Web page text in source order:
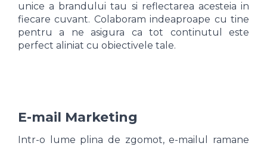
unice a brandului tau si reflectarea acesteia in
fiecare cuvant. Colaboram indeaproape cu tine
pentru a ne asigura ca tot continutul este
perfect aliniat cu obiectivele tale.
E-mail Marketing
Intr-o lume plina de zgomot, e-mailul ramane